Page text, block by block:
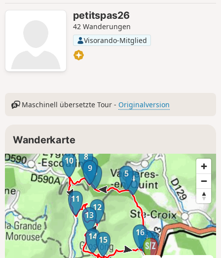
petitspas26
42 Wanderungen
Visorando-Mitglied
Maschinell übersetzte Tour - Originalversion
Wanderkarte
1
2
3
4
5
6
7
8
9
10
11
12
13
1415
16